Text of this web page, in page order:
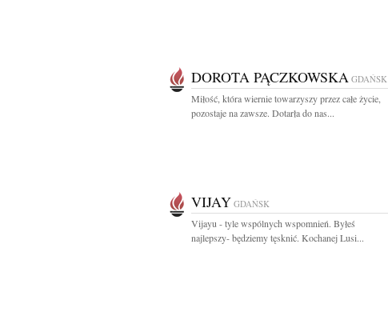
DOROTA PĄCZKOWSKA GDAŃSK
Miłość, która wiernie towarzyszy przez całe życie,
pozostaje na zawsze. Dotarła do nas...
VIJAY GDAŃSK
Vijayu - tyle wspólnych wspomnień. Byłeś
najlepszy- będziemy tęsknić. Kochanej Lusi...